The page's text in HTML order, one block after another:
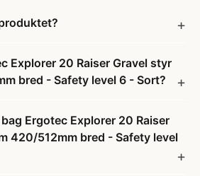
Explorer 20 Raiser Gravel styr
bred - Safety level 6 - Sort?
Ergotec Explorer 20 Raiser
420/512mm bred - Safety level